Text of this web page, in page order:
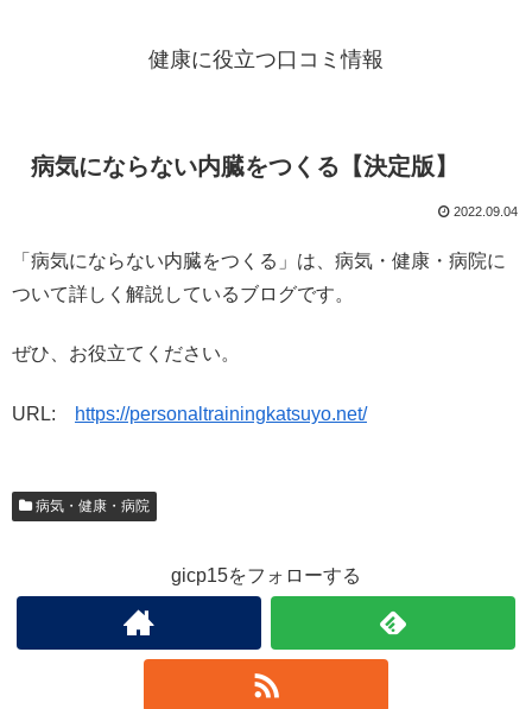
健康に役立つ口コミ情報
病気にならない内臓をつくる【決定版】
2022.09.04
「病気にならない内臓をつくる」は、病気・健康・病院に
ついて詳しく解説しているブログです。
ぜひ、お役立てください。
URL: https://personaltrainingkatsuyo.net/
病気・健康・病院
gicp15をフォローする